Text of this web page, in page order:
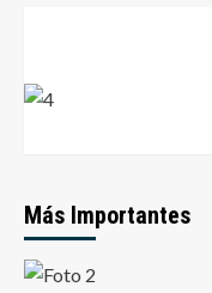
Más Importantes